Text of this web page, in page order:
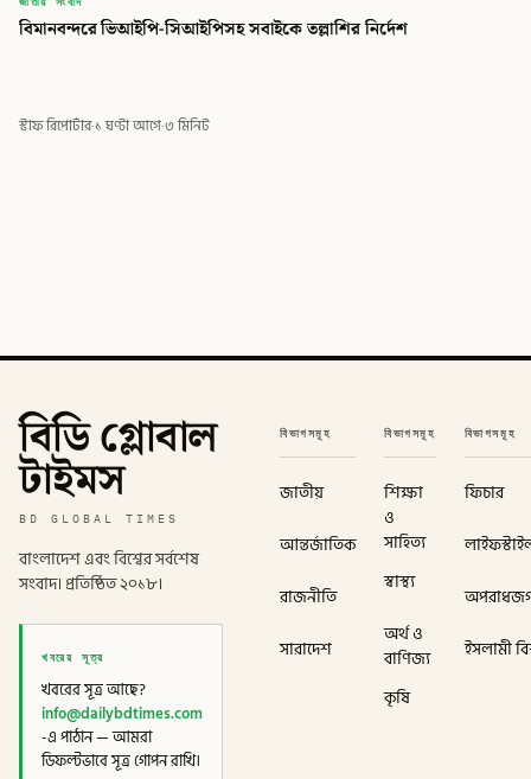
বিমানবন্দরে ভিআইপি-সিআইপিসহ সবাইকে তল্লাশির নির্দেশ
স্টাফ রিপোর্টার·১ ঘণ্টা আগে·৩ মিনিট
বিডি গ্লোবাল
টাইমস
BD GLOBAL TIMES
বাংলাদেশ এবং বিশ্বের সর্বশেষ
সংবাদ। প্রতিষ্ঠিত ২০১৮।
খবরের সূত্র
খবরের সূত্র আছে?
info@dailybdtimes.com
-এ পাঠান — আমরা
ডিফল্টভাবে সূত্র গোপন রাখি।
বিভাগসমূহ
জাতীয়
আন্তর্জাতিক
রাজনীতি
সারাদেশ
বিভাগসমূহ
শিক্ষা
ও
সাহিত্য
স্বাস্থ্য
অর্থ ও
বাণিজ্য
কৃষি
বিভাগসমূহ
ফিচার
ইসলামী